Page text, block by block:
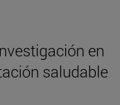
en
saludable